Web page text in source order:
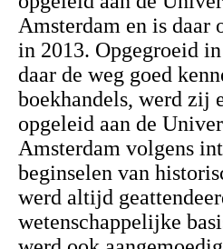
Amsterdam en is daar
in 2013. Opgegroeid
daar de weg goed
boekhandels, werd zij
opgeleid aan de
Amsterdam volgens
beginselen van
werd altijd
wetenschappelijke